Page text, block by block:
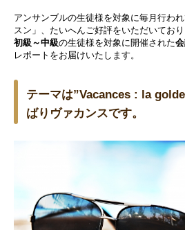
アンサンブルの生徒様を対象に毎月行わ
スン」、たいへんご好評をいただいており
初級～中級の生徒様を対象に開催された
レポートをお届けいたします。
テーマは”Vacances : la
ばりヴァカンスです。